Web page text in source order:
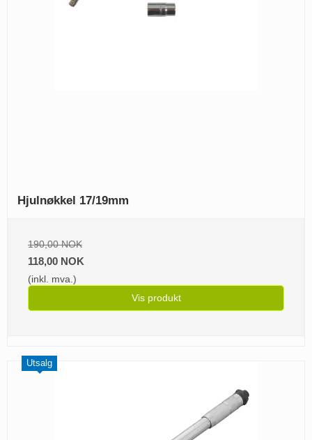
Hjulnøkkel 17/19mm
190,00 NOK
118,00 NOK
(inkl. mva.)
Vis produkt
Utsalg